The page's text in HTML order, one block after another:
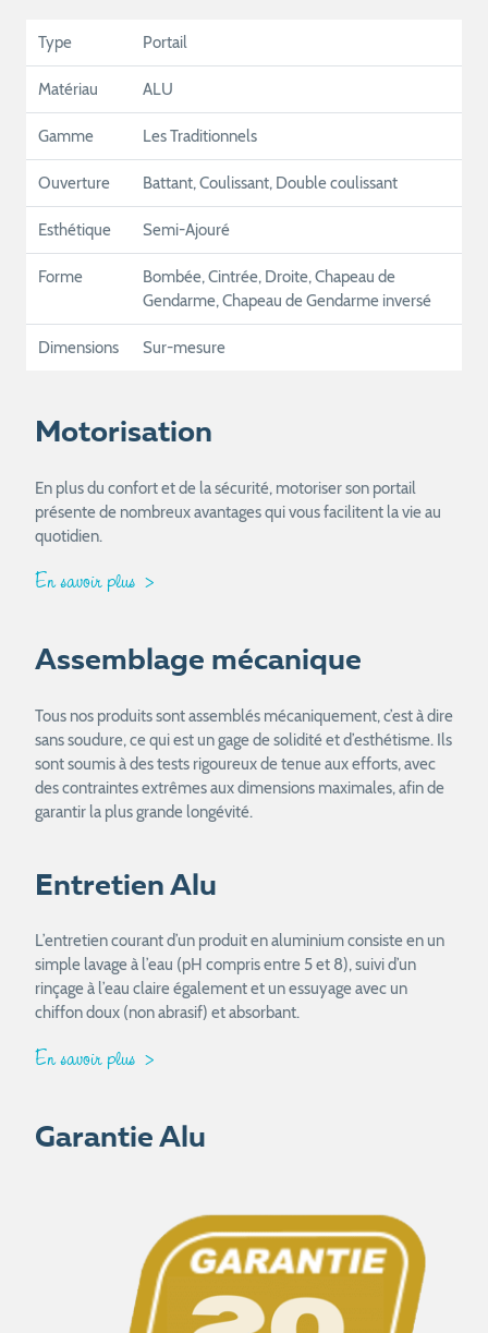
Type Portail
Matériau ALU
Gamme Les Traditionnels
Ouverture Battant, Coulissant, Double coulissant
Esthétique Semi-Ajouré
Forme
Bombée, Cintrée, Droite, Chapeau de
Gendarme, Chapeau de Gendarme inversé
Dimensions Sur-mesure
Motorisation
En plus du confort et de la sécurité, motoriser son portail
présente de nombreux avantages qui vous facilitent la vie au
quotidien.
En savoir plus
Assemblage mécanique
Tous nos produits sont assemblés mécaniquement, c’est à dire
sans soudure, ce qui est un gage de solidité et d’esthétisme. Ils
sont soumis à des tests rigoureux de tenue aux efforts, avec
des contraintes extrêmes aux dimensions maximales, afin de
garantir la plus grande longévité.
Entretien Alu
L’entretien courant d’un produit en aluminium consiste en un
simple lavage à l’eau (pH compris entre 5 et 8), suivi d’un
rinçage à l’eau claire également et un essuyage avec un
chiffon doux (non abrasif) et absorbant.
En savoir plus
Garantie Alu